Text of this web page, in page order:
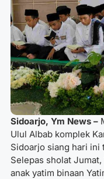
Sidoarjo, Ym News –
Ulul Albab komplek
Sidoarjo siang hari ini
Selepas sholat
anak yatim binaan